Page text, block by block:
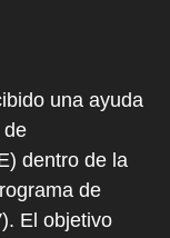
una ayuda
de
dentro de la
de
El objetivo